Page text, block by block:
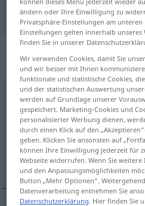
Übersetzung
„vertraulich“:
vertraulichadj
Übersicht aller
(Für mehr Details die Übersetzung
confidențial
ändern oder Ihre Einwilligung zu
Privatsphäre-Einstellungen am
Einstellungen gelten innerhalb
finden Sie in unserer
Wir verwenden Cookies, damit Sie
und wir besser mit Ihnen
funktionale und statistische Cookies,
und der statistischen Auswertung
werden auf Grundlage unserer
gespeichert. Marketing-Cookies und
personalisierter Werbung dienen,
durch einen Klick auf den
geben. Klicken Sie ansonsten auf
können Ihre Einwilligung jederzeit für
Webseite widerrufen. Wenn Sie
und den Anpassungsmöglichkeiten
Button „Mehr Optionen“.
Datenverarbeitung entnehmen Sie
Datenschutzerklärung. Hier finden Sie